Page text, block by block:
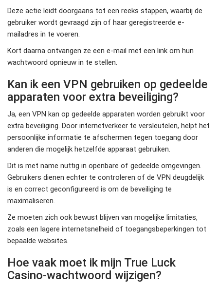
Deze actie leidt doorgaans tot een reeks stappen, waarbij de
gebruiker wordt gevraagd zijn of haar geregistreerde e-
mailadres in te voeren.
Kort daarna ontvangen ze een e-mail met een link om hun
wachtwoord opnieuw in te stellen.
Kan ik een VPN gebruiken op gedeelde
apparaten voor extra beveiliging?
Ja, een VPN kan op gedeelde apparaten worden gebruikt voor
extra beveiliging. Door internetverkeer te versleutelen, helpt het
persoonlijke informatie te afschermen tegen toegang door
anderen die mogelijk hetzelfde apparaat gebruiken.
Dit is met name nuttig in openbare of gedeelde omgevingen.
Gebruikers dienen echter te controleren of de VPN deugdelijk
is en correct geconfigureerd is om de beveiliging te
maximaliseren.
Ze moeten zich ook bewust blijven van mogelijke limitaties,
zoals een lagere internetsnelheid of toegangsbeperkingen tot
bepaalde websites.
Hoe vaak moet ik mijn True Luck
Casino-wachtwoord wijzigen?